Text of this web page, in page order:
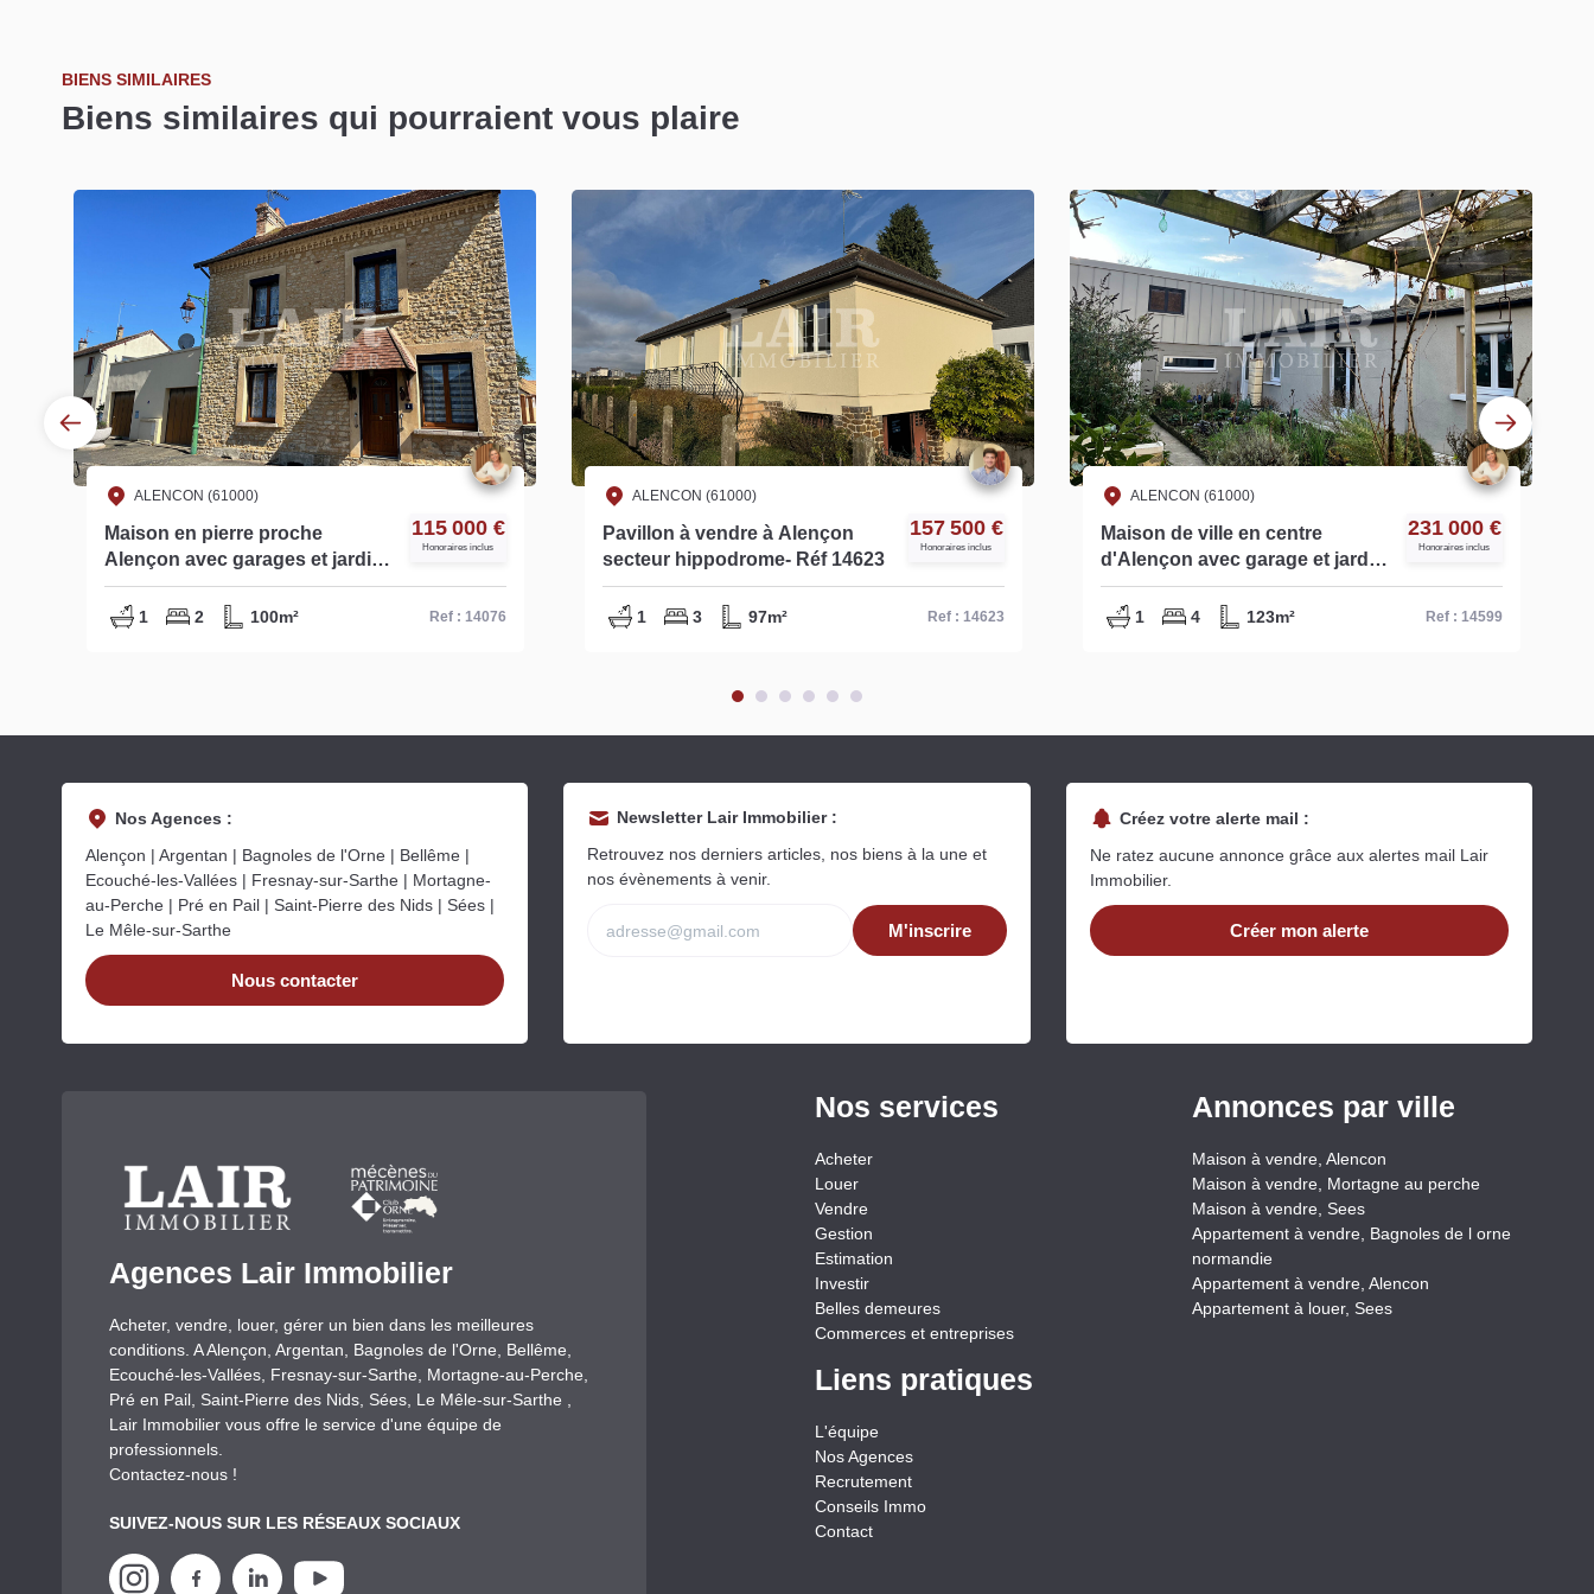
BIENS SIMILAIRES
Biens similaires qui pourraient vous plaire
ALENCON (61000)
Maison en pierre proche
Alençon avec garages et jardin
- Réf 14076
115 000 €
Honoraires inclus
1 2 100m² Ref : 14076
ALENCON (61000)
Pavillon à vendre à Alençon
secteur hippodrome- Réf 14623
157 500 €
Honoraires inclus
1 3 97m² Ref : 14623
ALENCON (61000)
Maison de ville en centre
d'Alençon avec garage et jardin
(1 ch en rdc) - Réf 14599
231 000 €
Honoraires inclus
1 4 123m² Ref : 14599
Nos Agences :
Alençon | Argentan | Bagnoles de l'Orne | Bellême |
Ecouché-les-Vallées | Fresnay-sur-Sarthe | Mortagne-
au-Perche | Pré en Pail | Saint-Pierre des Nids | Sées |
Le Mêle-sur-Sarthe
Nous contacter
Newsletter Lair Immobilier :
Retrouvez nos derniers articles, nos biens à la une et
nos évènements à venir.
M'inscrire
Créez votre alerte mail :
Ne ratez aucune annonce grâce aux alertes mail Lair
Immobilier.
Créer mon alerte
Agences Lair Immobilier
Acheter, vendre, louer, gérer un bien dans les meilleures
conditions. A Alençon, Argentan, Bagnoles de l'Orne, Bellême,
Ecouché-les-Vallées, Fresnay-sur-Sarthe, Mortagne-au-Perche,
Pré en Pail, Saint-Pierre des Nids, Sées, Le Mêle-sur-Sarthe ,
Lair Immobilier vous offre le service d'une équipe de
professionnels.
Contactez-nous !
SUIVEZ-NOUS SUR LES RÉSEAUX SOCIAUX
Nos services
Acheter
Louer
Vendre
Gestion
Estimation
Investir
Belles demeures
Commerces et entreprises
Liens pratiques
L'équipe
Nos Agences
Recrutement
Conseils Immo
Contact
Annonces par ville
Maison à vendre, Alencon
Maison à vendre, Mortagne au perche
Maison à vendre, Sees
Appartement à vendre, Bagnoles de l orne
normandie
Appartement à vendre, Alencon
Appartement à louer, Sees